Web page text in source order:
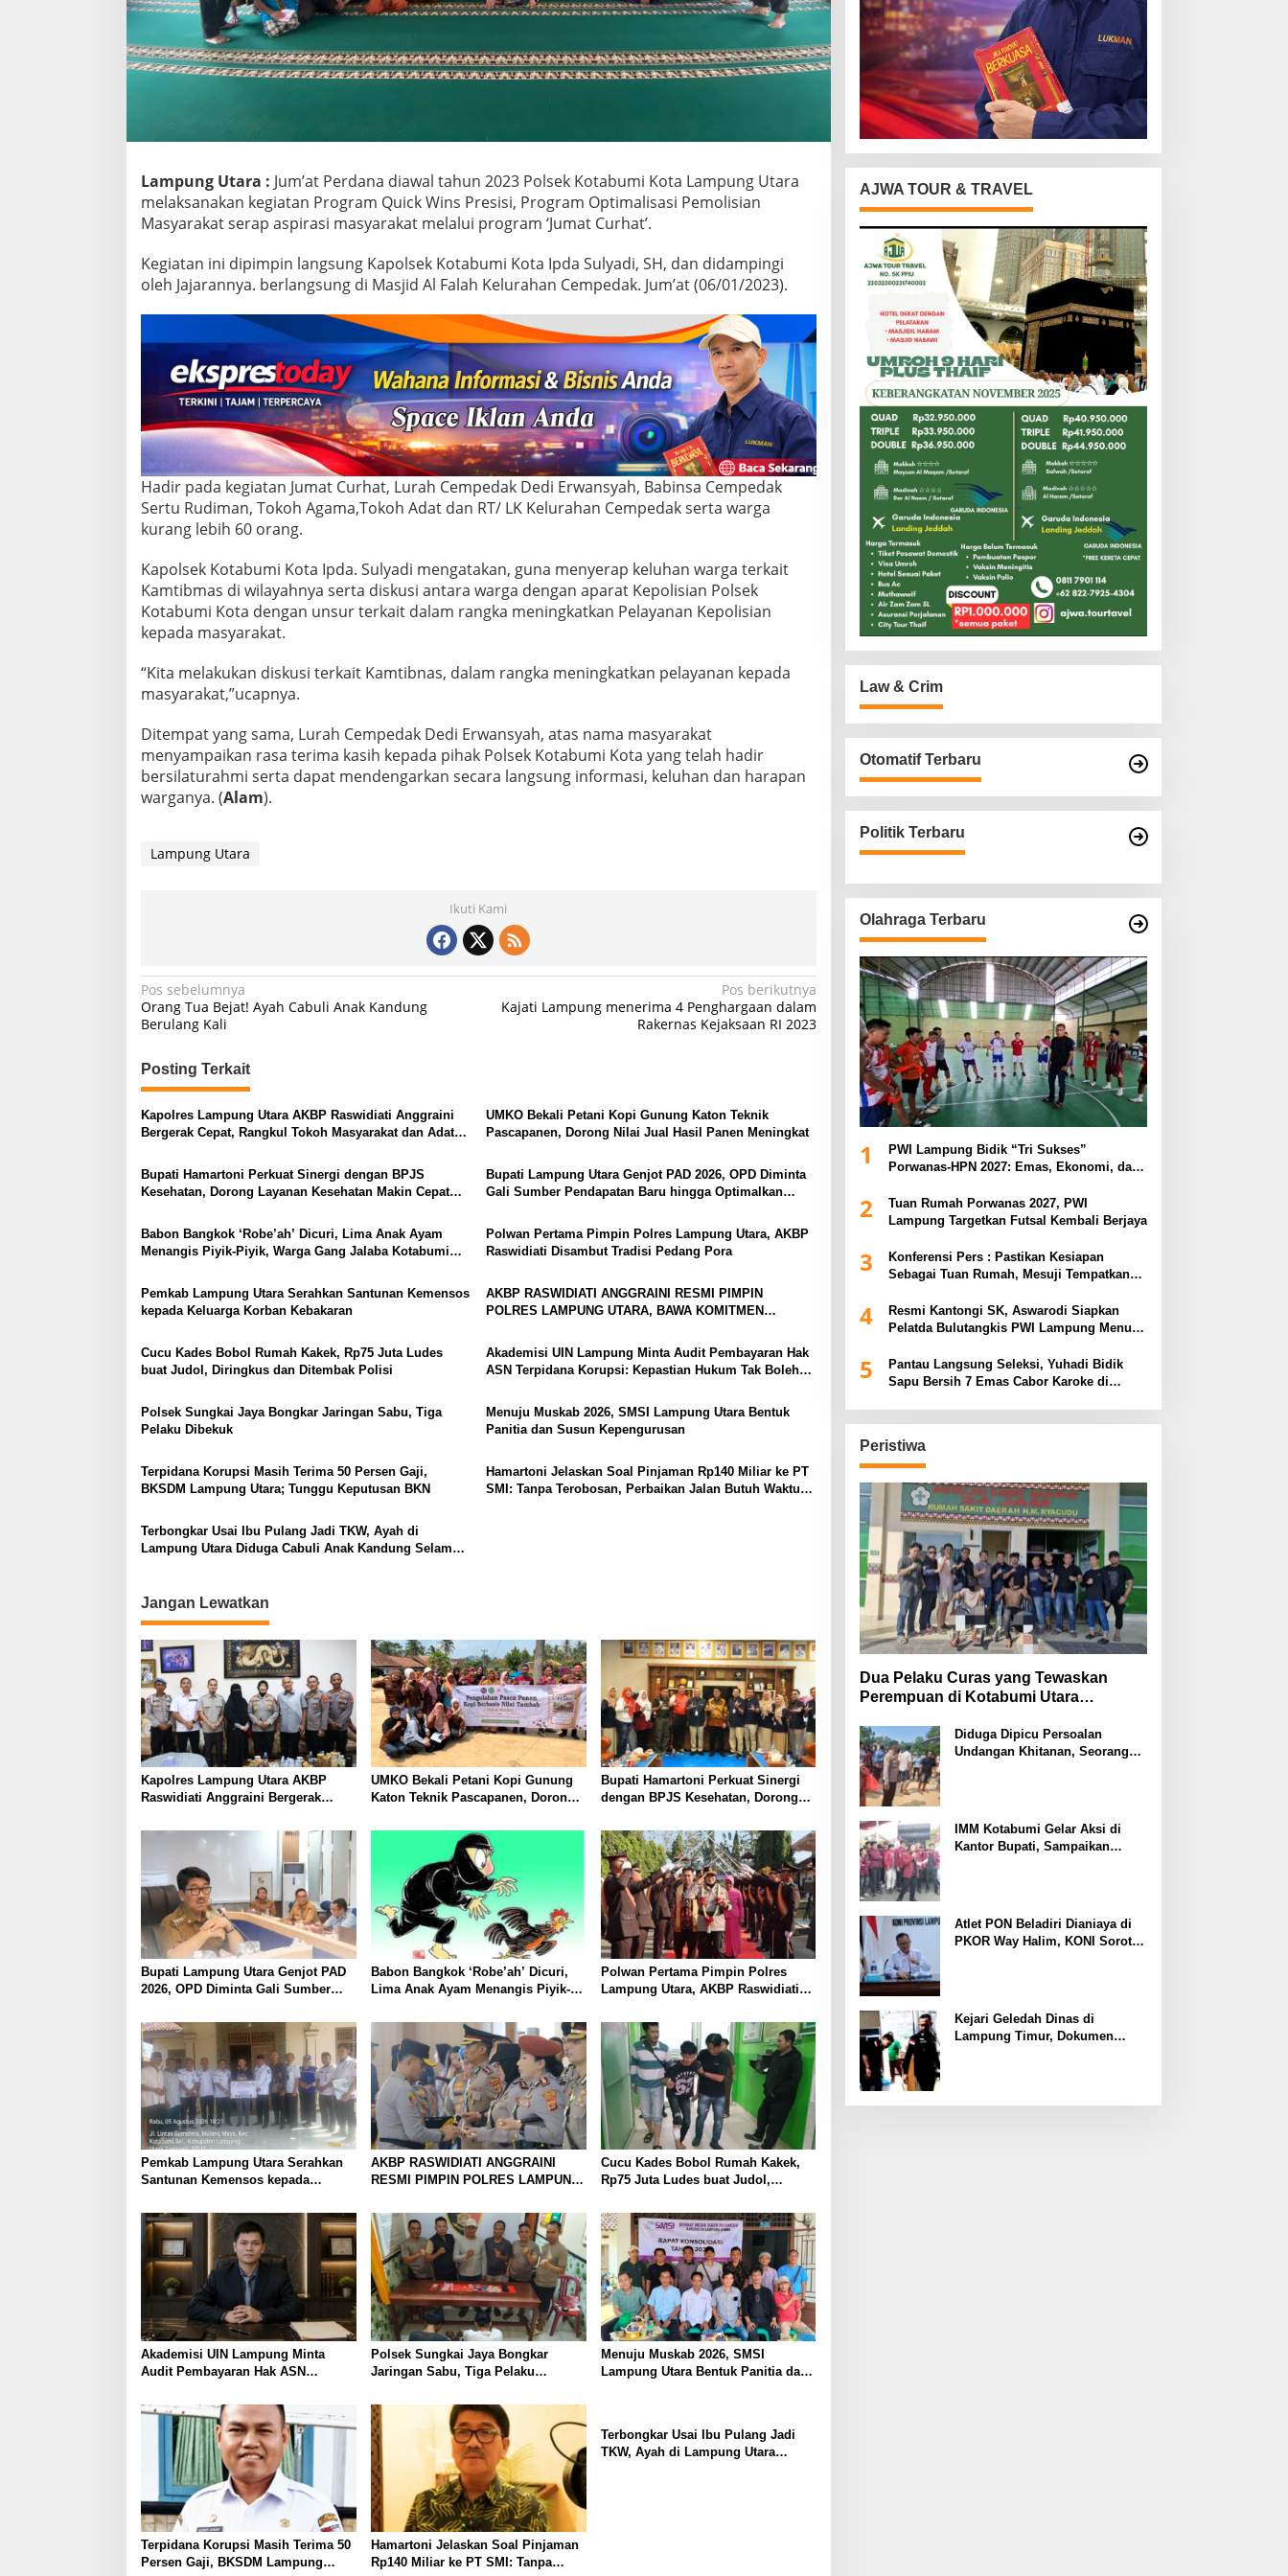
a
a
n
g
a
m
Q
u
c
k
W
i
P
r
e
s
i
s
i
'
J
t
C
u
Lampung Utara : Jum’at Perdana diawal tahun 2023 Polsek Kotabumi Kota Lampung Utara
melaksanakan kegiatan Program Quick Wins Presisi, Program Optimalisasi Pemolisian
Masyarakat serap aspirasi masyarakat melalui program ‘Jumat Curhat’.
Kegiatan ini dipimpin langsung Kapolsek Kotabumi Kota Ipda Sulyadi, SH, dan didampingi
oleh Jajarannya. berlangsung di Masjid Al Falah Kelurahan Cempedak. Jum’at (06/01/2023).
Hadir pada kegiatan Jumat Curhat, Lurah Cempedak Dedi Erwansyah, Babinsa Cempedak
Sertu Rudiman, Tokoh Agama,Tokoh Adat dan RT/ LK Kelurahan Cempedak serta warga
kurang lebih 60 orang.
Kapolsek Kotabumi Kota Ipda. Sulyadi mengatakan, guna menyerap keluhan warga terkait
Kamtibmas di wilayahnya serta diskusi antara warga dengan aparat Kepolisian Polsek
Kotabumi Kota dengan unsur terkait dalam rangka meningkatkan Pelayanan Kepolisian
kepada masyarakat.
“Kita melakukan diskusi terkait Kamtibnas, dalam rangka meningkatkan pelayanan kepada
masyarakat,”ucapnya.
Ditempat yang sama, Lurah Cempedak Dedi Erwansyah, atas nama masyarakat
menyampaikan rasa terima kasih kepada pihak Polsek Kotabumi Kota yang telah hadir
bersilaturahmi serta dapat mendengarkan secara langsung informasi, keluhan dan harapan
warganya. (Alam).
Lampung Utara
Ikuti Kami
N
a
i
g
a
i
o
s
Pos sebelumnya
Orang Tua Bejat! Ayah Cabuli Anak Kandung
Berulang Kali
Pos berikutnya
Kajati Lampung menerima 4 Penghargaan dalam
Rakernas Kejaksaan RI 2023
Posting Terkait
Kapolres Lampung Utara AKBP Raswidiati Anggraini
Bergerak Cepat, Rangkul Tokoh Masyarakat dan Adat
UMKO Bekali Petani Kopi Gunung Katon Teknik
Pascapanen, Dorong Nilai Jual Hasil Panen Meningkat
Bupati Hamartoni Perkuat Sinergi dengan BPJS
Kesehatan, Dorong Layanan Kesehatan Makin Cepat
Bupati Lampung Utara Genjot PAD 2026, OPD Diminta
Gali Sumber Pendapatan Baru hingga Optimalkan
Babon Bangkok ‘Robe’ah’ Dicuri, Lima Anak Ayam
Menangis Piyik-Piyik, Warga Gang Jalaba Kotabumi
Polwan Pertama Pimpin Polres Lampung Utara, AKBP
Raswidiati Disambut Tradisi Pedang Pora
Pemkab Lampung Utara Serahkan Santunan Kemensos
kepada Keluarga Korban Kebakaran
AKBP RASWIDIATI ANGGRAINI RESMI PIMPIN
POLRES LAMPUNG UTARA, BAWA KOMITMEN
Cucu Kades Bobol Rumah Kakek, Rp75 Juta Ludes
buat Judol, Diringkus dan Ditembak Polisi
Akademisi UIN Lampung Minta Audit Pembayaran Hak
ASN Terpidana Korupsi: Kepastian Hukum Tak Boleh
Polsek Sungkai Jaya Bongkar Jaringan Sabu, Tiga
Pelaku Dibekuk
Menuju Muskab 2026, SMSI Lampung Utara Bentuk
Panitia dan Susun Kepengurusan
Terpidana Korupsi Masih Terima 50 Persen Gaji,
BKSDM Lampung Utara; Tunggu Keputusan BKN
Hamartoni Jelaskan Soal Pinjaman Rp140 Miliar ke PT
SMI: Tanpa Terobosan, Perbaikan Jalan Butuh Waktu
Terbongkar Usai Ibu Pulang Jadi TKW, Ayah di
Lampung Utara Diduga Cabuli Anak Kandung Selama
Jangan Lewatkan
Kapolres Lampung Utara AKBP
Raswidiati Anggraini Bergerak
dan Adat Perkuat Kamtibmas
UMKO Bekali Petani Kopi Gunung
Katon Teknik Pascapanen, Dorong
Bupati Hamartoni Perkuat Sinergi
dengan BPJS Kesehatan, Dorong
dan Mudah
Bupati Lampung Utara Genjot PAD
2026, OPD Diminta Gali Sumber
Optimalkan PBB-P2
Babon Bangkok ‘Robe’ah’ Dicuri,
Lima Anak Ayam Menangis Piyik-
Heboh
Polwan Pertama Pimpin Polres
Lampung Utara, AKBP Raswidiati
Pemkab Lampung Utara Serahkan
Santunan Kemensos kepada
AKBP RASWIDIATI ANGGRAINI
RESMI PIMPIN POLRES LAMPUNG
PERKUAT KAMTIBMAS DAN
PELAYANAN PRESISI
Cucu Kades Bobol Rumah Kakek,
Rp75 Juta Ludes buat Judol,
Akademisi UIN Lampung Minta
Audit Pembayaran Hak ASN
Hukum Tak Boleh Berlarut
Polsek Sungkai Jaya Bongkar
Jaringan Sabu, Tiga Pelaku
Menuju Muskab 2026, SMSI
Lampung Utara Bentuk Panitia dan
Terpidana Korupsi Masih Terima 50
Persen Gaji, BKSDM Lampung
Hamartoni Jelaskan Soal Pinjaman
Rp140 Miliar ke PT SMI: Tanpa
Terbongkar Usai Ibu Pulang Jadi
TKW, Ayah di Lampung Utara
AJWA TOUR & TRAVEL
Law & Crim
Otomatif Terbaru
Politik Terbaru
Olahraga Terbaru
1
PWI Lampung Bidik “Tri Sukses”
Porwanas-HPN 2027: Emas, Ekonomi, dan
2
Tuan Rumah Porwanas 2027, PWI
Lampung Targetkan Futsal Kembali Berjaya
3
Konferensi Pers : Pastikan Kesiapan
Sebagai Tuan Rumah, Mesuji Tempatkan
Piala Gubernur Lampung
4
Resmi Kantongi SK, Aswarodi Siapkan
Pelatda Bulutangkis PWI Lampung Menuju
5
Pantau Langsung Seleksi, Yuhadi Bidik
Sapu Bersih 7 Emas Cabor Karoke di
Peristiwa
Dua Pelaku Curas yang Tewaskan
Perempuan di Kotabumi Utara
Ekonomi
Diduga Dipicu Persoalan
Undangan Khitanan, Seorang
IMM Kotabumi Gelar Aksi di
Kantor Bupati, Sampaikan
Atlet PON Beladiri Dianiaya di
PKOR Way Halim, KONI Soroti
Kejari Geledah Dinas di
Lampung Timur, Dokumen